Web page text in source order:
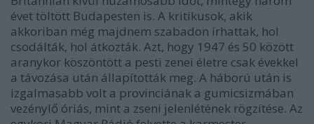
évet töltött Budapesten is. A kritikusok, akik
akkoriban még majdnem szabadon írhattak, hol
csodálták, hol átkozták. Azt, hogy 1947 és 50 között
aranykor köszöntött a pesti zenei életre csak évekkel
a távozása után állapították meg. A háború után is
izgalmasabb volt a provinciának a gumicsizmában
vezénylő óriás, mint a zseni jelenlétének rögzítése. Az